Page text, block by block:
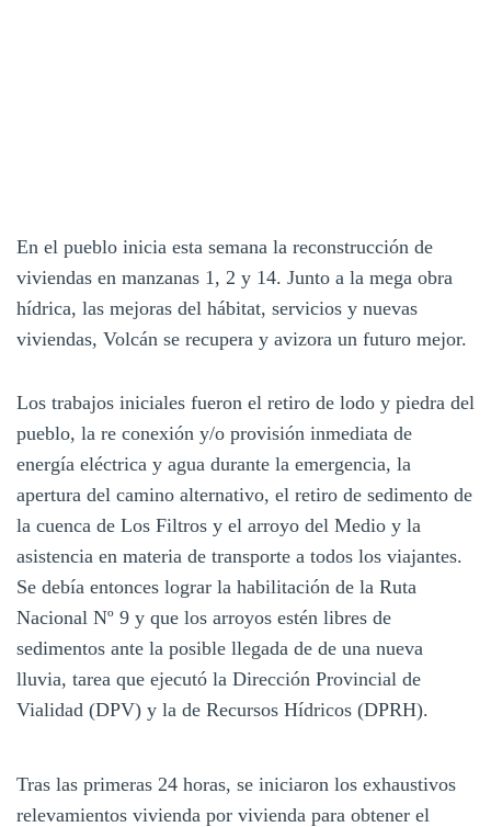
En el pueblo inicia esta semana la reconstrucción de
viviendas en manzanas 1, 2 y 14. Junto a la mega obra
hídrica, las mejoras del hábitat, servicios y nuevas
viviendas, Volcán se recupera y avizora un futuro mejor.
Los trabajos iniciales fueron el retiro de lodo y piedra del
pueblo, la re conexión y/o provisión inmediata de
energía eléctrica y agua durante la emergencia, la
apertura del camino alternativo, el retiro de sedimento de
la cuenca de Los Filtros y el arroyo del Medio y la
asistencia en materia de transporte a todos los viajantes.
Se debía entonces lograr la habilitación de la Ruta
Nacional Nº 9 y que los arroyos estén libres de
sedimentos ante la posible llegada de de una nueva
lluvia, tarea que ejecutó la Dirección Provincial de
Vialidad (DPV) y la de Recursos Hídricos (DPRH).
Tras las primeras 24 horas, se iniciaron los exhaustivos
relevamientos vivienda por vivienda para obtener el